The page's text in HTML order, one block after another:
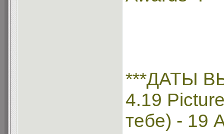
***ДАТЫ
4.19
тебе) - 19